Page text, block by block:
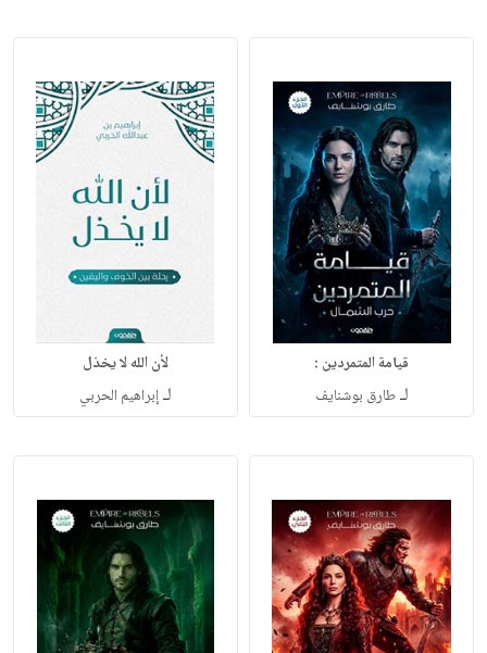
قيامة المتمردين :
لـطارق بوشنايف
لأن الله لا يخذل
لـإبراهيم الحربي